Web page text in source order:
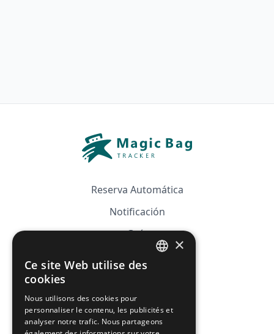
Reserva Automática
Notificación
Guía
FAQ
×
Ce site Web utilise des
cookies
Nous utilisons des cookies pour
personnaliser le contenu, les publicités et
analyser notre trafic. Nous partageons